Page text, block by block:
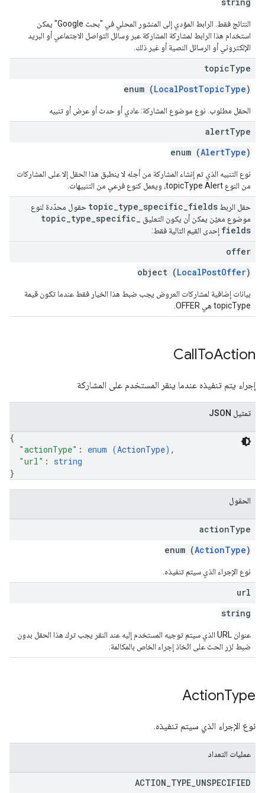
النتائج فقط. الرابط المؤدي إلى المنشور المحلي في "بحث Google" يمكن
استخدام هذا الرابط لمشاركة المشاركة عبر وسائل التواصل الاجتماعي أو البريد
الإلكتروني أو الرسائل النصية أو غير ذلك.
topicType
enum (LocalPostTopicType)
الحقل مطلوب. نوع موضوع المشاركة: عادي أو حدث أو عرض أو تنبيه
alertType
enum (AlertType)
نوع التنبيه الذي تم إنشاء المشاركة من أجله لا ينطبق هذا الحقل إلا على المشاركات
من النوع topicType Alert، ويعمل كنوع فرعي من التنبيهات.
حقل الربط topic type specific fields
حقول محدّدة لنوع
موضوع معيّن يمكن أن يكون التعليق
topic type specific
fields إحدى القيم التالية فقط:
offer
object (LocalPostOffer)
بيانات إضافية لمشاركات العروض يجب ضبط هذا الخيار فقط عندما تكون قيمة
topicType هي OFFER.
CallToAction
إجراء يتم تنفيذه عندما ينقر المستخدم على المشاركة
تمثيل JSON
{
"actionType" : enum (ActionType) ,
"url" : string
}
الحقول
actionType
enum (ActionType)
نوع الإجراء الذي سيتم تنفيذه.
url
string
عنوان URL الذي سيتم توجيه المستخدم إليه عند النقر يجب ترك هذا الحقل بدون
ضبط لزر الحث على اتّخاذ إجراء الخاص بالمكالمة.
ActionType
نوع الإجراء الذي سيتم تنفيذه.
عمليات التعداد
ACTION TYPE UNSPECIFIED